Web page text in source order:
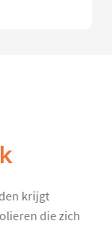
krijgt
die zich